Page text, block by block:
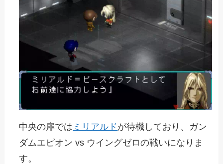
中央の扉では ミリアルドが待機しており、ガン
ダムエピオン vs ウイングゼロの戦いになりま
す。